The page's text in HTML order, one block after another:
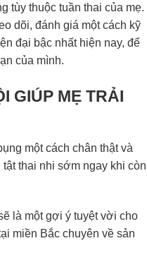
tùy thuộc tuần thai của mẹ.
dõi, đánh giá một cách kỹ
đại bậc nhất hiện nay, để
của mình.
GIÚP MẸ TRẢI
một cách chân thật và
thai nhi sớm ngay khi còn
là một gợi ý tuyệt vời cho
miền Bắc chuyên về sản